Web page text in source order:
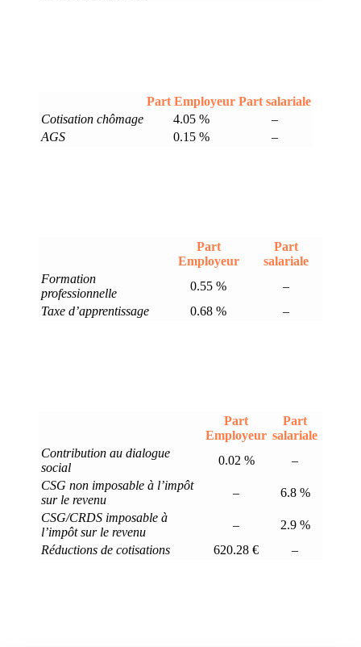
Part Employeur Part salariale
Cotisation chômage
4.05 %
–
AGS
0.15 % –
Part
Employeur
Part
salariale
Formation
professionnelle
0.55 %
–
Taxe d’apprentissage
0.68 % –
Part
Employeur
Part
salariale
Contribution au dialogue
social
0.02 %
–
CSG non imposable à l’impôt
sur le revenu
–
6.8 %
CSG/CRDS imposable à
l’impôt sur le revenu
–
2.9 %
Réductions de cotisations
620.28 € –